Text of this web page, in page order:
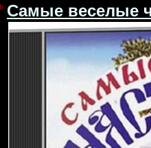
Самые веселые